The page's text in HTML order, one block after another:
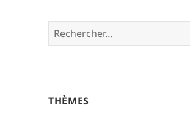
Rechercher :
THÈMES